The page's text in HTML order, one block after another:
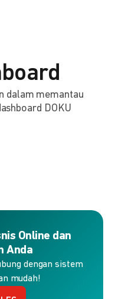
dalam memantau
DOKU
Online dan
Anda
dengan sistem
mudah!